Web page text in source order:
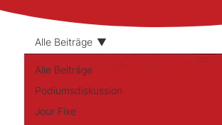
Alle Beiträge
Podiumsdiskussion
Jour Fixe
Alle Beiträge